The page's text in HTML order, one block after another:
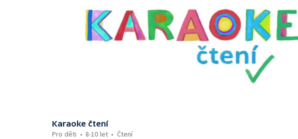
Karaoke čtení
Pro děti
8-10 let Čtení